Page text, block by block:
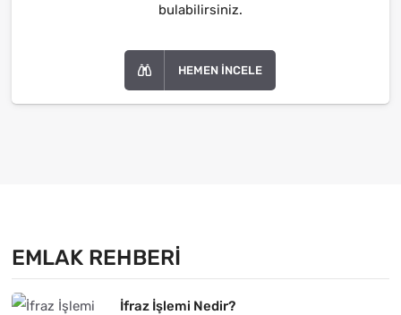
bulabilirsiniz.
HEMEN İNCELE
EMLAK REHBERI
İfraz İşlemi Nedir?